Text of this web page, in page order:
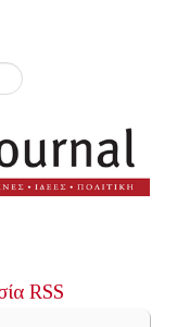
RSS